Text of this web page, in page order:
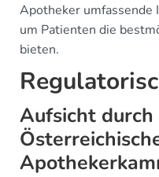
Apotheker
um Patienten die
bieten.
Aufsicht durch